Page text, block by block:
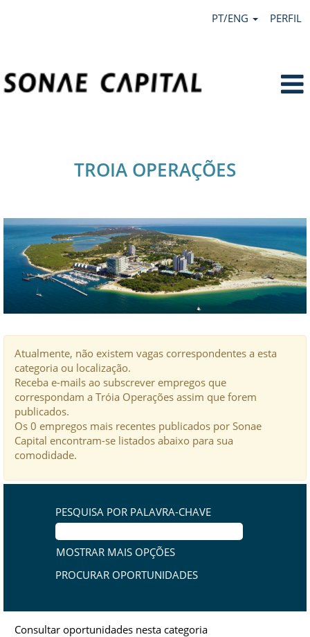
PT/ENG PERFIL
TROIA OPERAÇÕES
Atualmente, não existem vagas correspondentes a esta
categoria ou localização.
Receba e-mails ao subscrever empregos que
correspondam a Tróia Operações assim que forem
publicados.
Os 0 empregos mais recentes publicados por Sonae
Capital encontram-se listados abaixo para sua
comodidade.
PESQUISA POR PALAVRA-CHAVE
MOSTRAR MAIS OPÇÕES
Consultar oportunidades nesta categoria